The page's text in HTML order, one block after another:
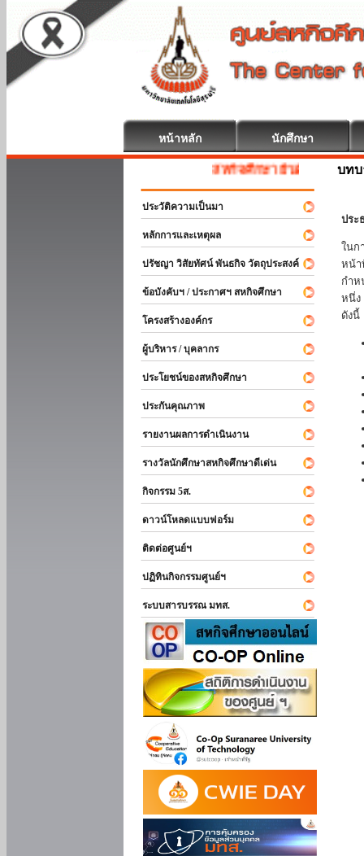
หน้าหลัก นักศึกษา
สหกิจศึกษา ยินดีต้อนรับ
ประวัติความเป็นมา
หลักการและเหตุผล
ปรัชญา วิสัยทัศน์ พันธกิจ วัตถุประสงค์
ข้อบังคับฯ / ประกาศฯ สหกิจศึกษา
โครงสร้างองค์กร
ผู้บริหาร / บุคลากร
ประโยชน์ของสหกิจศึกษา
ประกันคุณภาพ
รายงานผลการดำเนินงาน
รางวัลนักศึกษาสหกิจศึกษาดีเด่น
กิจกรรม 5ส.
ดาวน์โหลดแบบฟอร์ม
ติดต่อศูนย์ฯ
ปฏิทินกิจกรรมศูนย์ฯ
ระบบสารบรรณ มทส.
บทบ
ประ
ในก
หน้า
กำห
หนึ่ง
ดังนี้